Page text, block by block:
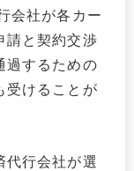
会社が各カー
請と契約交渉
過するための
受けることが
代行会社が選